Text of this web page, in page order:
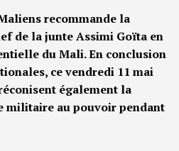
recommande la
de la junte Assimi Goïta en
du Mali. En conclusion
ce vendredi 11 mai
également la
militaire au pouvoir pendant